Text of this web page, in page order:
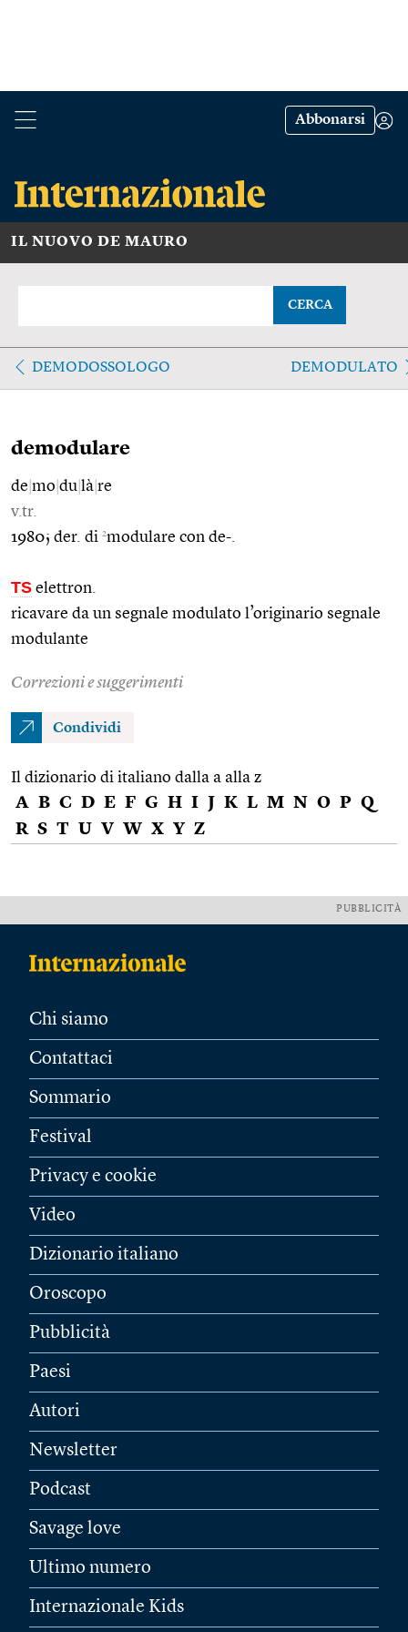
Abbonarsi
IL NUOVO DE MAURO
CERCA
DEMODOSSOLOGO DEMODULATO
demodulare
de mo du là re
v.tr.
1980; der. di 2modulare con de-.
TS elettron.
ricavare da un segnale modulato l’originario segnale
modulante
Correzioni e suggerimenti
Condividi
Il dizionario di italiano dalla a alla z
A B C D E F G H I J K L M N O P Q
R S T U V W X Y Z
PUBBLICITÀ
Chi siamo
Contattaci
Sommario
Festival
Privacy e cookie
Video
Dizionario italiano
Oroscopo
Pubblicità
Paesi
Autori
Newsletter
Podcast
Savage love
Ultimo numero
Internazionale Kids